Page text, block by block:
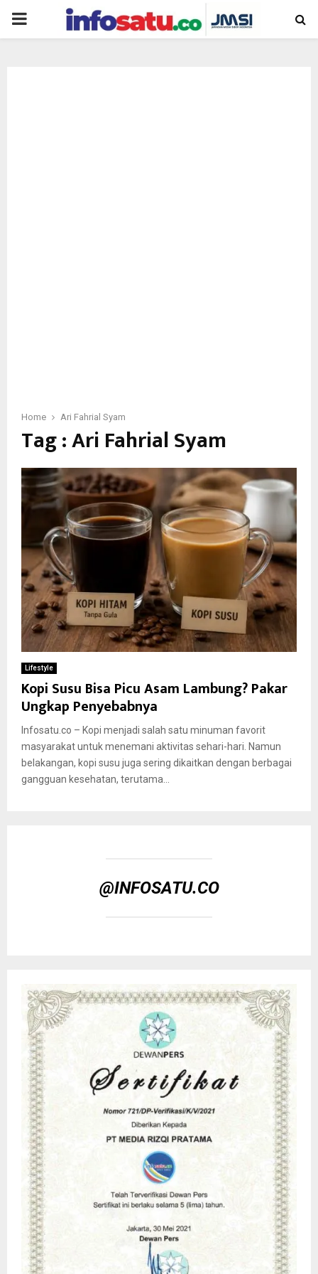
PRIMARY
Home Ari Fahrial Syam
Tag : Ari Fahrial Syam
Lifestyle
Kopi Susu Bisa Picu Asam Lambung? Pakar
Ungkap Penyebabnya
Infosatu.co – Kopi menjadi salah satu minuman favorit
masyarakat untuk menemani aktivitas sehari-hari. Namun
belakangan, kopi susu juga sering dikaitkan dengan berbagai
gangguan kesehatan, terutama...
@INFOSATU.CO